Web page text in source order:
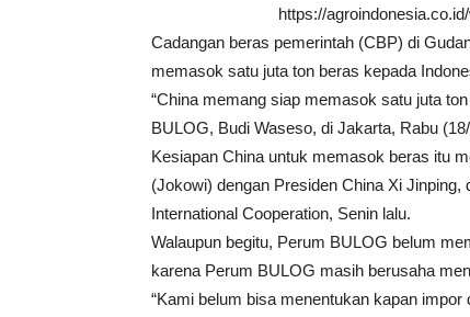
https://
Cadangan beras pemerintah (CBP) di
memasok satu juta ton beras kepada
“China memang siap memasok satu juta
BULOG, Budi Waseso, di Jakarta, Rabu
Kesiapan China untuk memasok beras itu
(Jokowi) dengan Presiden China Xi
International Cooperation, Senin lalu.
Walaupun begitu, Perum BULOG belum
karena Perum BULOG masih berusaha
“Kami belum bisa menentukan kapan